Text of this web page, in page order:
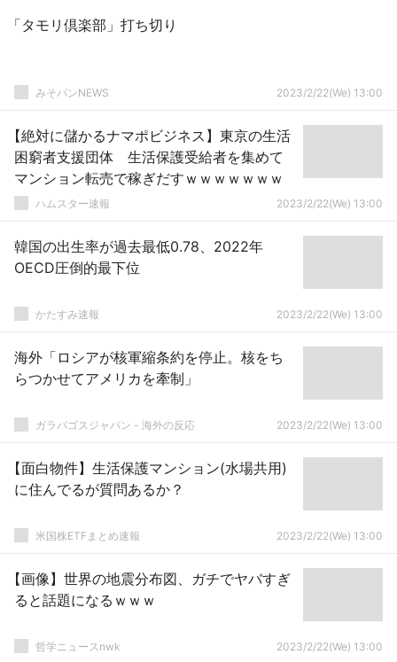
「タモリ倶楽部」打ち切り
みそパンNEWS 2023/2/22(We) 13:00
【絶対に儲かるナマポビジネス】東京の生活
困窮者支援団体 生活保護受給者を集めて
マンション転売で稼ぎだすｗｗｗｗｗｗｗ
ハムスター速報 2023/2/22(We) 13:00
韓国の出生率が過去最低0.78、2022年
OECD圧倒的最下位
かたすみ速報 2023/2/22(We) 13:00
海外「ロシアが核軍縮条約を停止。核をち
らつかせてアメリカを牽制」
ガラパゴスジャパン - 海外の反応 2023/2/22(We) 13:00
【面白物件】生活保護マンション(水場共用)
に住んでるが質問あるか？
米国株ETFまとめ速報 2023/2/22(We) 13:00
【画像】世界の地震分布図、ガチでヤバすぎ
ると話題になるｗｗｗ
哲学ニュースnwk 2023/2/22(We) 13:00